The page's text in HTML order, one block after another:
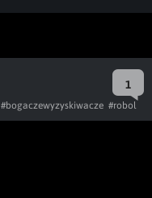
1
#bogaczewyzyskiwacze #robol